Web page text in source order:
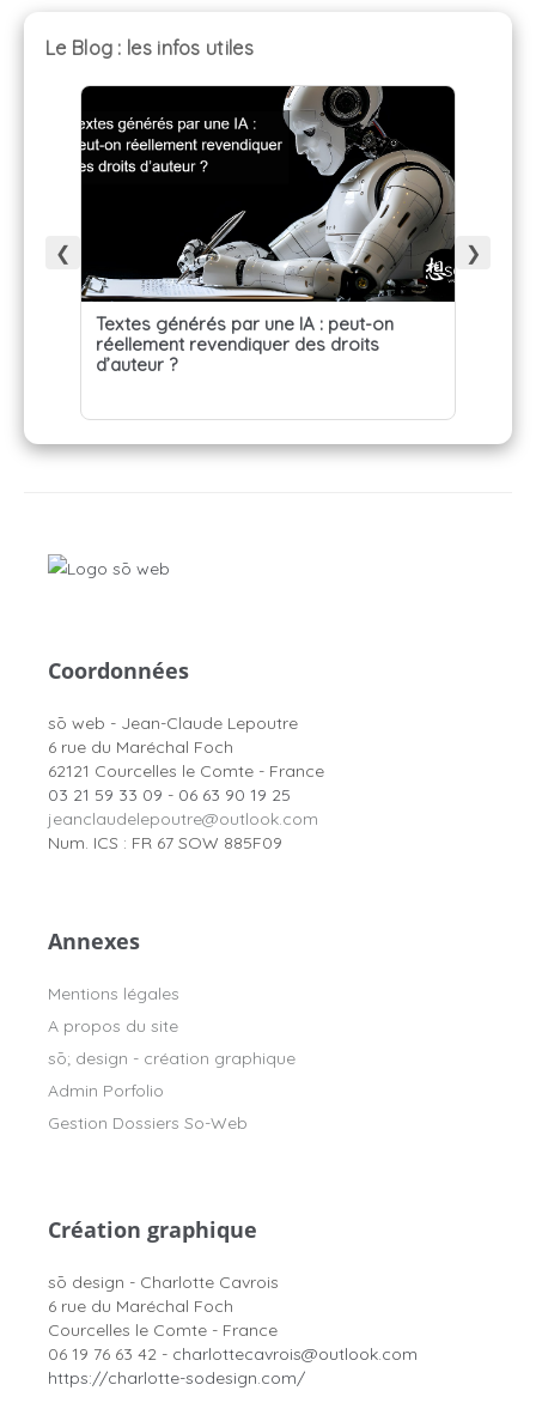
Le Blog : les infos utiles
❮
Textes générés par une IA : peut-on
réellement revendiquer des droits
d’auteur ?
❯
Coordonnées
sō web - Jean-Claude Lepoutre
6 rue du Maréchal Foch
62121 Courcelles le Comte - France
03 21 59 33 09 - 06 63 90 19 25
jeanclaudelepoutre@outlook.com
Num. ICS : FR 67 SOW 885F09
Annexes
Mentions légales
A propos du site
sō; design - création graphique
Admin Porfolio
Gestion Dossiers So-Web
Création graphique
sō design - Charlotte Cavrois
6 rue du Maréchal Foch
Courcelles le Comte - France
06 19 76 63 42 - charlottecavrois@outlook.com
https://charlotte-sodesign.com/